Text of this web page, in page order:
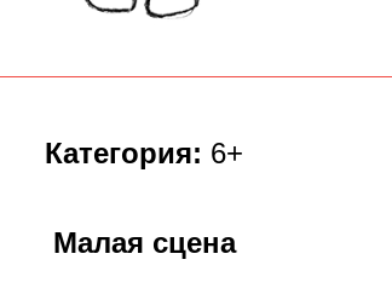
Категория: 6+
Малая сцена